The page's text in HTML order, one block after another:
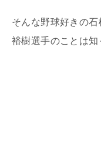
そんな野球好きの
裕樹選手のことは知